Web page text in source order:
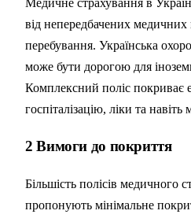
від непередбачених медичних
перебування. Українська
може бути дорогою для
Комплексний поліс покриває
госпіталізацію, ліки та
2Вимоги до покриття
Більшість полісів медичного
пропонують мінімальне